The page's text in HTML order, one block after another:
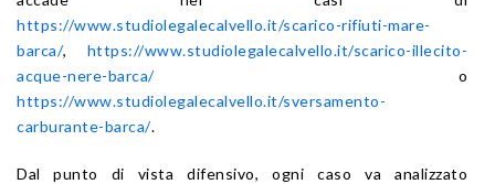
https://www.studiolegalecalvello.it/scarico-rifiuti-mare-
barca/, https://www.studiolegalecalvello.it/scarico-illecito-
acque-nere-barca/o
https://www.studiolegalecalvello.it/sversamento-
carburante-barca/.
Dal punto di vista difensivo, ogni caso va analizzato